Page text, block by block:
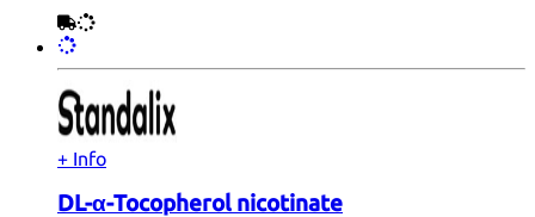
+ Info
DL-α-Tocopherol nicotinate